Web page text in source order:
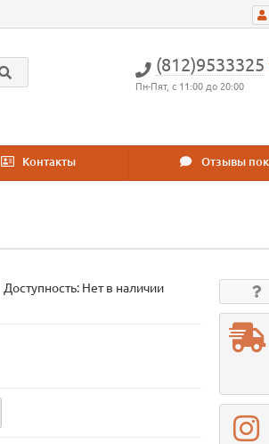
(812)9533325
Пн-Пят, с 11:00 до 20:00
Контакты Отзывы
Доступность: Нет в наличии